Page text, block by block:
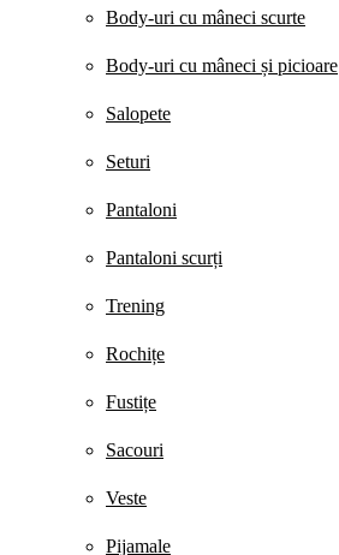
Body-uri cu mâneci scurte
Body-uri cu mâneci și picioare
Salopete
Seturi
Pantaloni
Pantaloni scurți
Trening
Rochițe
Fustițe
Sacouri
Veste
Pijamale